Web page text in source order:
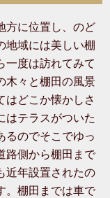
方に位置し、のど
地域には美しい棚
一度は訪れてみて
木々と棚田の風景
はどこか懐かしさ
はテラスがついた
るのでそこでゆっ
路側から棚田まで
近年設置されたの
。棚田までは車で